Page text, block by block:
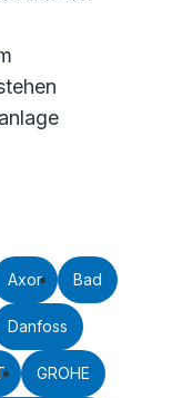
Axor Bad
Danfoss
GROHE